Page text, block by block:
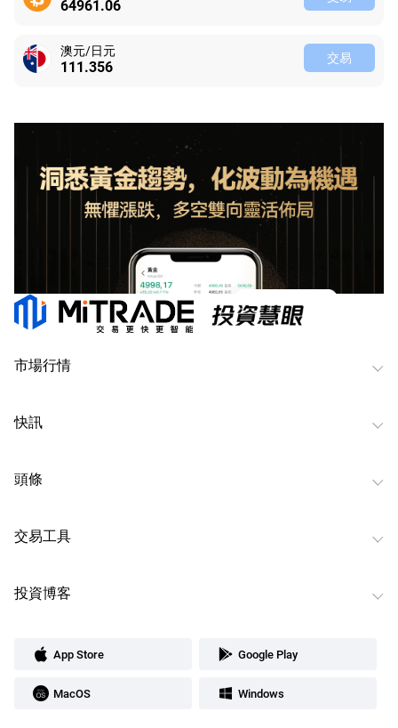
64961.06
澳元/日元
111.356 交易
市場行情
快訊
頭條
交易工具
投資博客
App Store Google Play
MacOS Windows